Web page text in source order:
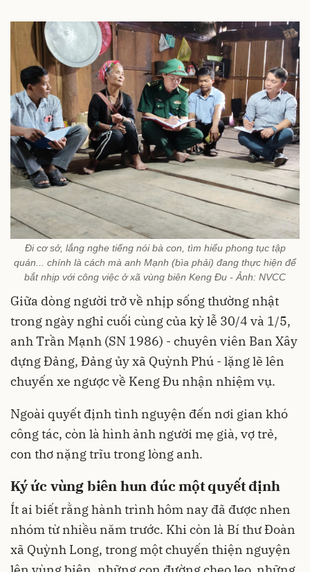
Đi cơ sở, lắng nghe tiếng nói bà con, tìm hiểu phong tục tập
quán... chính là cách mà anh Mạnh (bìa phải) đang thực hiện để
bắt nhịp với công việc ở xã vùng biên Keng Đu - Ảnh: NVCC
Giữa dòng người trở về nhịp sống thường nhật
trong ngày nghỉ cuối cùng của kỳ lễ 30/4 và 1/5,
anh Trần Mạnh (SN 1986) - chuyên viên Ban Xây
dựng Đảng, Đảng ủy xã Quỳnh Phú - lặng lẽ lên
chuyến xe ngược về Keng Đu nhận nhiệm vụ.
Ngoài quyết định tình nguyện đến nơi gian khó
công tác, còn là hình ảnh người mẹ già, vợ trẻ,
con thơ nặng trĩu trong lòng anh.
Ký ức vùng biên hun đúc một quyết định
Ít ai biết rằng hành trình hôm nay đã được nhen
nhóm từ nhiều năm trước. Khi còn là Bí thư Đoàn
xã Quỳnh Long, trong một chuyến thiện nguyện